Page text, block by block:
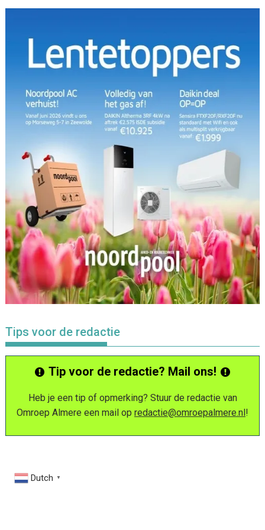
Tips voor de redactie
Tip voor de redactie? Mail ons!
Heb je een tip of opmerking? Stuur de redactie van
Omroep Almere een mail op redactie@omroepalmere.nl!
Dutch ▼